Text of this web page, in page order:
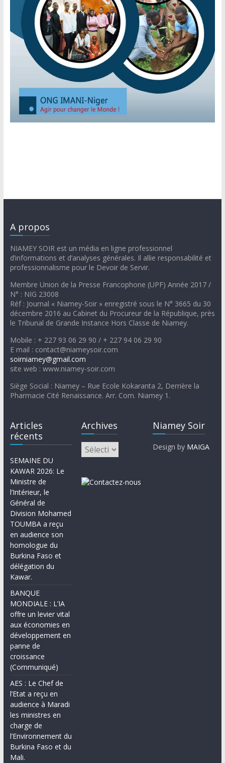
A propos
NIAMEY SOIR est un média en ligne professionnel
d’informations et d’analyses générales. Il allie responsabilité et
professionnalisme pour le Devoir de Servir.
Membre Union de la Presse Francophone (UPF) Année 2017 /
N° : NIG 23008
Réf : Journal « Niamey-Soir » enregistré sous le N° 3665 du 30
décembre 2016 au Cabinet du Procureur de la République, près
le Tribunal de Grande Instance Hors Classe de Niamey.
Mobile : + 227 93 06 29 90 / + 227 94 06 29 90
E mail : contact@niameysoir.com
soirniamey@gmail.com
site web : www.niamey-soir.com
Siège Social : Niamey – Rue Ecole Kokaranta 2, Derrière la
Pharmacie Cité Renaissance. Arr. Com. Niamey 1.
Articles
récents
SEMAINE DU
KAWAR 2026: Le
Ministre de
l’Intérieur, le
Général de
Division Mohamed
TOUMBA a reçu
en audience son
homologue du
Burkina Faso et
délégation du
Kawar.
BANQUE
MONDIALE : L’IA
offre un levier vital
aux économies en
développement en
panne de
croissance
(Communiqué)
AES : Le Chef de
l’Etat a reçu en
audience à Maradi
les ministres en
charge de
l’Environnement du
Burkina Faso et du
Mali.
Archives Niamey Soir
Design by MAIGA